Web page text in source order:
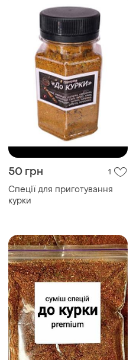
50 грн 1
Спеції для приготування
курки